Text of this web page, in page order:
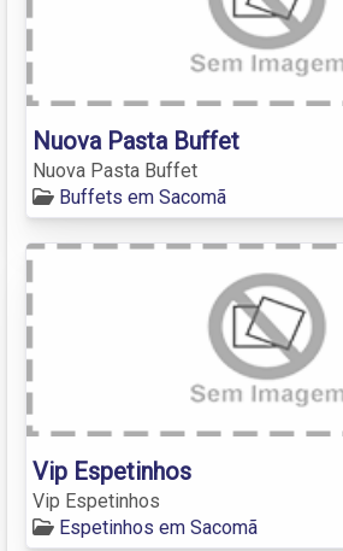
Nuova Pasta Buffet
Nuova Pasta Buffet
Buffets em Sacomã
Vip Espetinhos
Vip Espetinhos
Espetinhos em Sacomã